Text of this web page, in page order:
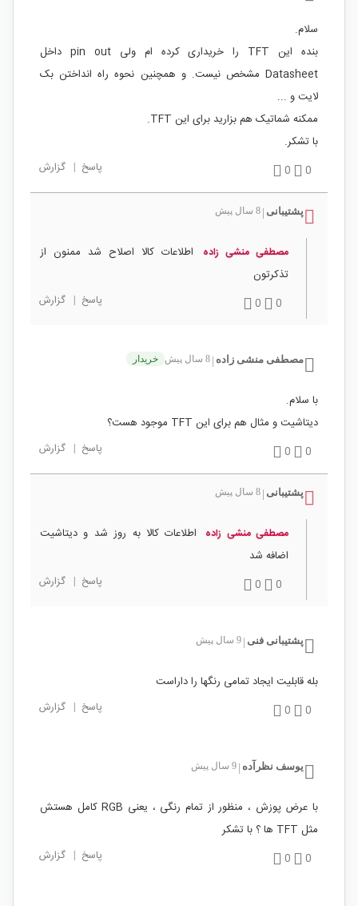
سلام.
بنده این TFT را خریداری کرده ام ولی pin out داخل
Datasheet مشخص نیست. و همچنین نحوه راه انداختن بک
لایت و ...
ممکنه شماتیک هم بزارید برای این TFT.
با تشکر.
0
0 پاسخ | گزارش
پشتیبانی | 8 سال پیش
مصطفی منشی زاده
اطلاعات کالا اصلاح شد ممنون از
تذکرتون
0
0 پاسخ | گزارش
مصطفی منشی زاده | 8 سال پیش خریدار
با سلام.
دیتاشیت و مثال هم برای این TFT موجود هست؟
0
0 پاسخ | گزارش
پشتیبانی | 8 سال پیش
مصطفی منشی زاده
اطلاعات کالا به روز شد و دیتاشیت
اضافه شد
0
0 پاسخ | گزارش
پشتیبانی فنی | 9 سال پیش
بله قابلیت ایجاد تمامی رنگها را داراست
0
0 پاسخ | گزارش
یوسف نظرآده | 9 سال پیش
با عرض پوزش ، منظور از تمام رنگی ، یعنی RGB کامل هستش
مثل TFT ها ؟ با تشکر
0
0 پاسخ | گزارش